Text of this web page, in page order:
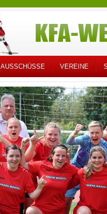
AUSSCHÜSSE VEREINE